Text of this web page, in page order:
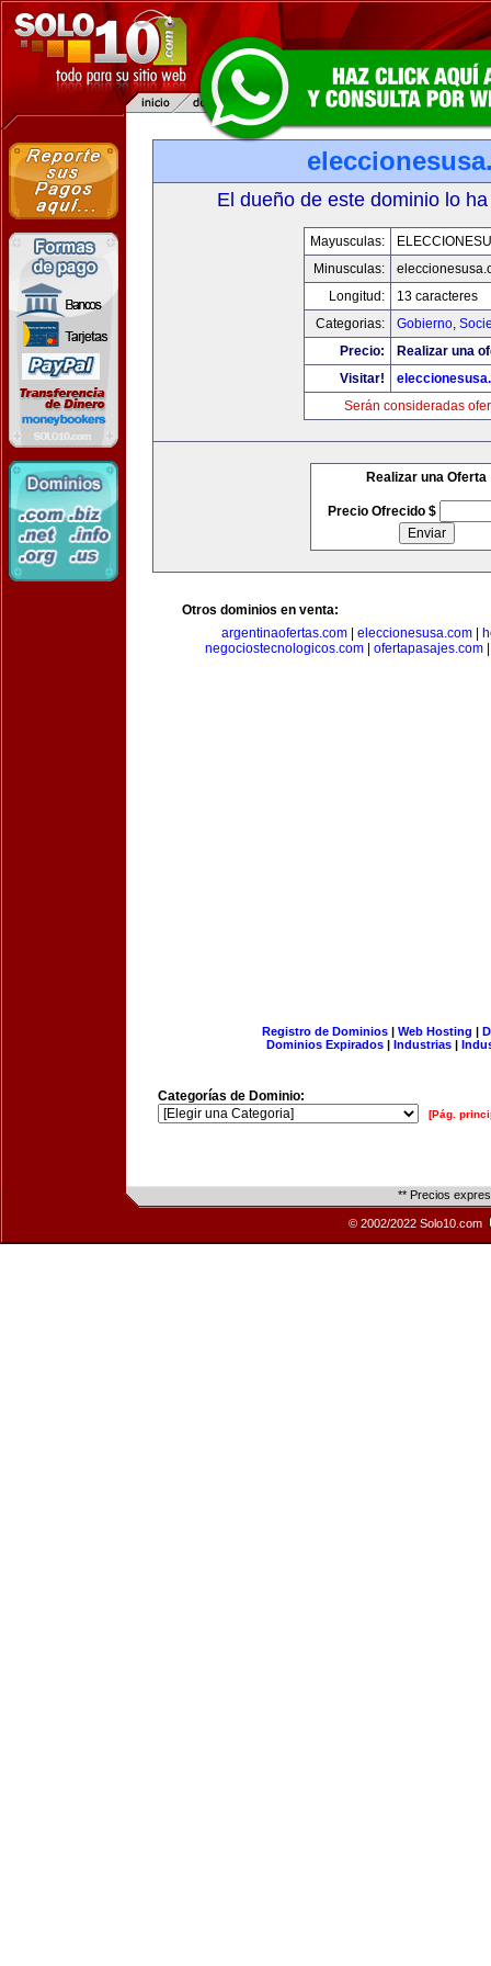
El dueño de este dominio lo
Mayusculas:
Minusculas:
Longitud:
13 caracteres
Categorias:
Gobierno,
Precio:
Realizar una
Visitar!
Serán consideradas
Realizar una Oferta
Precio Ofrecido $
Otros dominios en venta:
argentinaofertas.com| eleccionesusa.com|
negociostecnologicos.com
ofertapasajes.com
Registro de Dominios| Web Hosting |
Dominios Expirados | Industrias |
Categorías de Dominio:
[Pág.
** Precios
© 2002/2022 Solo10.com